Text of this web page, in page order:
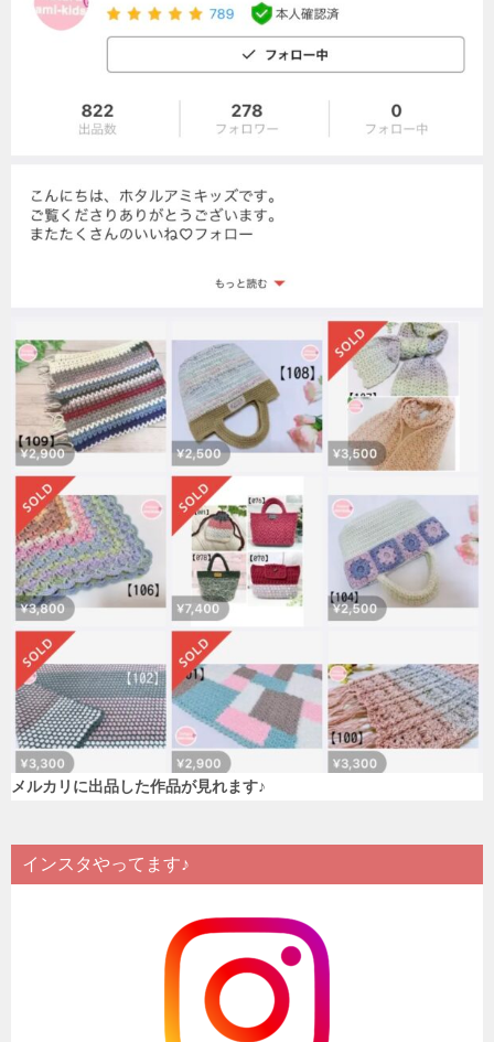
メルカリに出品した作品が見れます♪
インスタやってます♪